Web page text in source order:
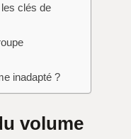
clés de
inadapté ?
volume